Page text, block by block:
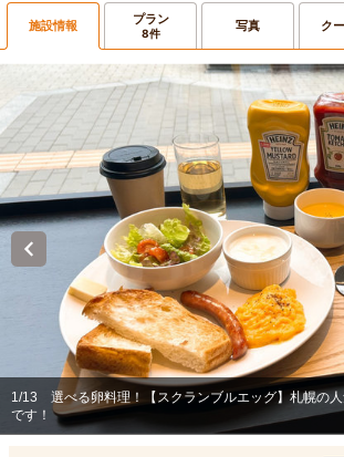
施設情報 プラン
8件 写真 ク
1/13
選べる卵料理！【スクランブルエッグ】札幌の
です！